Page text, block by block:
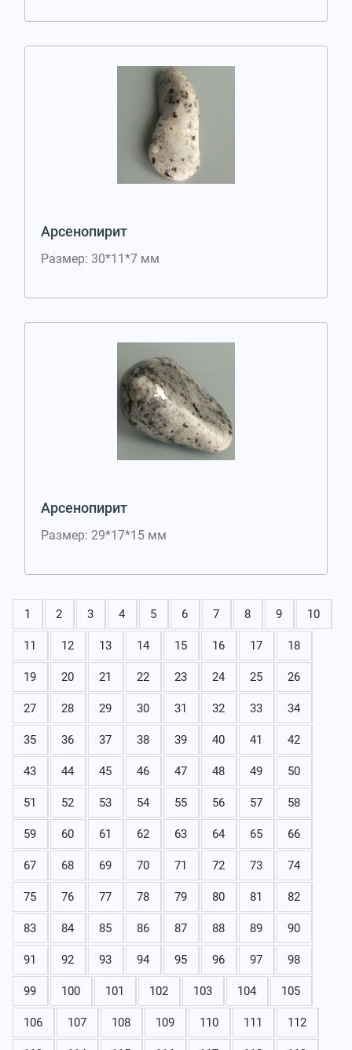
Арсенопирит
Размер: 30*11*7 мм
Арсенопирит
Размер: 29*17*15 мм
1 2 3 4 5 6 7 8 9 10
11 12 13 14 15 16 17 18
19 20 21 22 23 24 25 26
27 28 29 30 31 32 33 34
35 36 37 38 39 40 41 42
43 44 45 46 47 48 49 50
51 52 53 54 55 56 57 58
59 60 61 62 63 64 65 66
67 68 69 70 71 72 73 74
75 76 77 78 79 80 81 82
83 84 85 86 87 88 89 90
91 92 93 94 95 96 97 98
99 100 101 102 103 104 105
106 107 108 109 110 111 112